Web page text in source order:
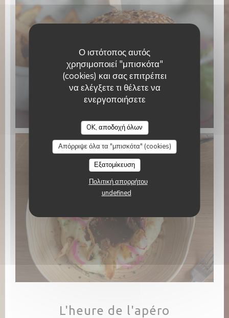
Ο ιστότοπος αυτός
χρησιμοποιεί "μπισκότα"
(cookies) και σας επιτρέπει
να ελέγξετε τι θέλετε να
ενεργοποιήσετε
OK, αποδοχή όλων
Απόρριψε όλα τα "μπισκότα" (cookies)
Εξατομίκευση
Πολιτική απορρήτου
undefined
L'heure de l'apéro
Café Pauly